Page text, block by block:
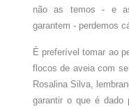
não as temos - e
garantem - perdemos
É preferível tomar ao
flocos de aveia com
Rosalina Silva,
garantir o que é dado